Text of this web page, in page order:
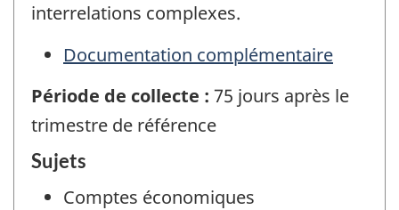
interrelations complexes.
Documentation complémentaire
Période de collecte : 75 jours après le
trimestre de référence
Sujets
Comptes économiques